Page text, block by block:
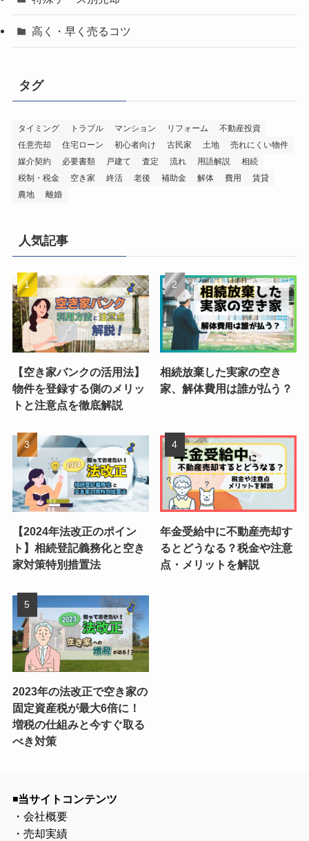
高く・早く売るコツ
タグ
タイミング トラブル マンション リフォーム
不動産投資
任意売却
住宅ローン 初心者向け 古民家 土地
売れにくい物件
媒介契約
必要書類 戸建て 査定 流れ 用語解説
相続
税制・税金
空き家 終活 老後 補助金 解体 費用
賃貸
農地
離婚
人気記事
【空き家バンクの活用法】
物件を登録する側のメリッ
トと注意点を徹底解説
相続放棄した実家の空き
家、解体費用は誰が払う？
【2024年法改正のポイン
ト】相続登記義務化と空き
家対策特別措置法
年金受給中に不動産売却す
るとどうなる？税金や注意
点・メリットを解説
2023年の法改正で空き家の
固定資産税が最大6倍に！
増税の仕組みと今すぐ取る
べき対策
◾️当サイトコンテンツ
・ 会社概要
・ 売却実績